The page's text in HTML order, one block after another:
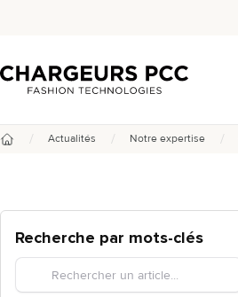
Chargeurs PCC
/ Actualités / Notre expertise /
Recherche par mots-clés